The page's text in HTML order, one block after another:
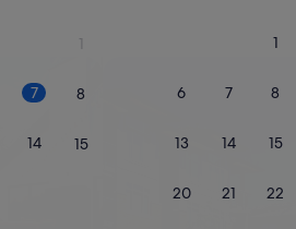
1
7 8
14 15
1
6 7 8
13 14 15
20 21 22